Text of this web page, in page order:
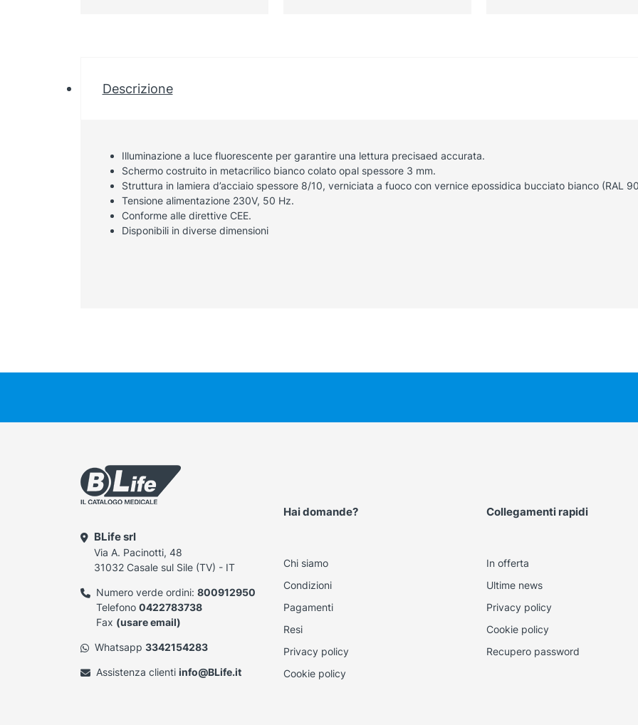
Descrizione
Illuminazione a luce fluorescente per garantire una lettura precisaed accurata.
Schermo costruito in metacrilico bianco colato opal spessore 3 mm.
Struttura in lamiera d’acciaio spessore 8/10, verniciata a fuoco con vernice epossidica bucciato bianco (RAL
Tensione alimentazione 230V, 50 Hz.
Conforme alle direttive CEE.
Disponibili in diverse dimensioni
BLife srl
Via A. Pacinotti, 48
31032 Casale sul Sile (TV) - IT
Numero verde ordini: 800912950
Telefono 0422783738
Fax (usare email)
Whatsapp 3342154283
Assistenza clienti info@BLife.it
Hai domande?
Chi siamo
Condizioni
Pagamenti
Resi
Privacy policy
Cookie policy
Collegamenti rapidi
In offerta
Ultime news
Privacy policy
Cookie policy
Recupero password